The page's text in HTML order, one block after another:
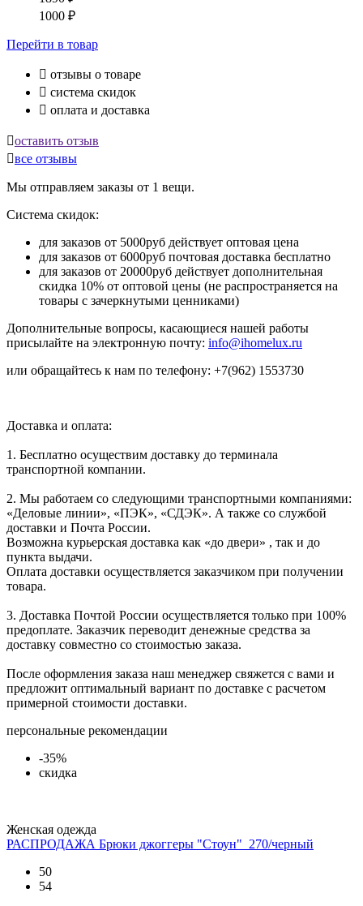
1000 ₽
Перейти в товар
 отзывы о товаре
 система скидок
 оплата и доставка
оставить отзыв
все отзывы
Мы отправляем заказы от 1 вещи.
Система скидок:
для заказов от 5000руб действует оптовая цена
для заказов от 6000руб почтовая доставка бесплатно
для заказов от 20000руб действует дополнительная
скидка 10% от оптовой цены (не распространяется на
товары с зачеркнутыми ценниками)
Дополнительные вопросы, касающиеся нашей работы
присылайте на электронную почту: info@ihomelux.ru
или обращайтесь к нам по телефону: +7(962) 1553730
Доставка и оплата:
1. Бесплатно осуществим доставку до терминала
транспортной компании.
2. Мы работаем со следующими транспортными компаниями:
«Деловые линии», «ПЭК», «СДЭК». А также со службой
доставки и Почта России.
Возможна курьерская доставка как «до двери» , так и до
пункта выдачи.
Оплата доставки осуществляется заказчиком при получении
товара.
3. Доставка Почтой России осуществляется только при 100%
предоплате. Заказчик переводит денежные средства за
доставку совместно со стоимостью заказа.
После оформления заказа наш менеджер свяжется с вами и
предложит оптимальный вариант по доставке с расчетом
примерной стоимости доставки.
персональные рекомендации
-35%
скидка
Женская одежда
РАСПРОДАЖА Брюки джоггеры "Стоун"_270/черный
50
54